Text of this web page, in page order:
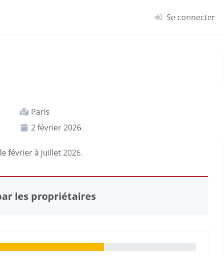
Se connecter
Paris
2 février 2026
février à juillet 2026.
les propriétaires